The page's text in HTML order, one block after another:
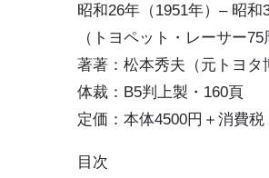
昭和26年（1951年）‒ 昭和
（トヨペット・レーサー75
著著：松本秀夫（元トヨタ
体裁：B5判上製・160頁
定価：本体4500円＋消費税
目次